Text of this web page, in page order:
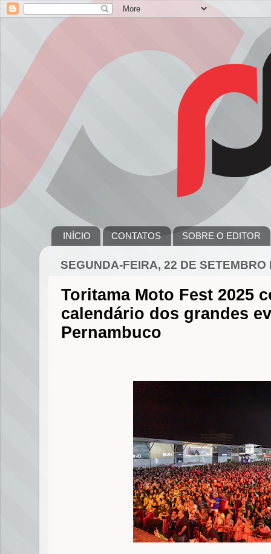
INÍCIO CONTATOS SOBRE O EDITOR
SEGUNDA-FEIRA, 22 DE SETEMBRO
Toritama Moto Fest 2025
calendário dos grandes
Pernambuco